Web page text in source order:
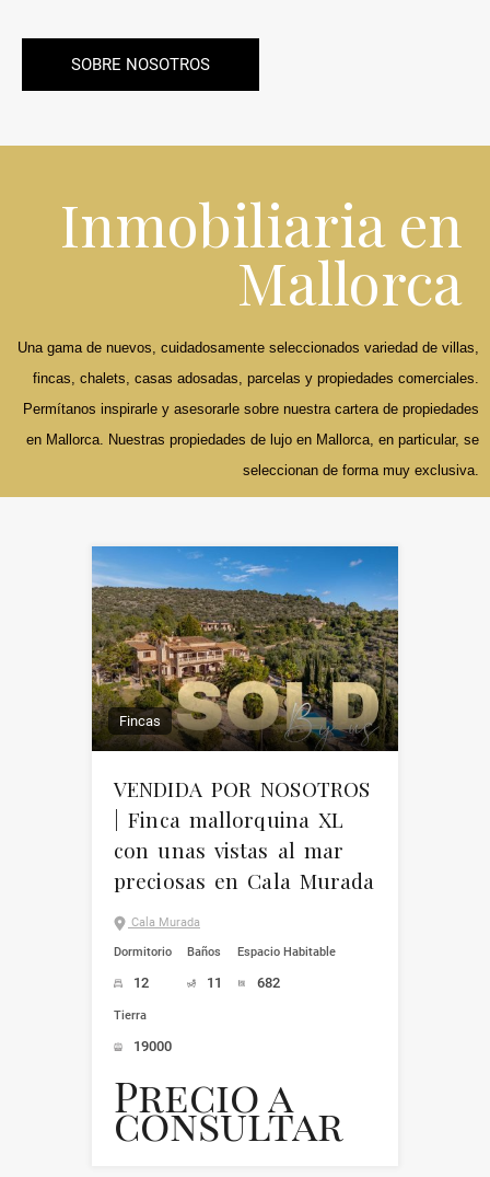
SOBRE NOSOTROS
Inmobiliaria en
Mallorca
Una gama de nuevos, cuidadosamente seleccionados variedad de villas,
fincas, chalets, casas adosadas, parcelas y propiedades comerciales.
Permítanos inspirarle y asesorarle sobre nuestra cartera de propiedades
en Mallorca. Nuestras propiedades de lujo en Mallorca, en particular, se
seleccionan de forma muy exclusiva.
Fincas
VENDIDA POR NOSOTROS
| Finca mallorquina XL
con unas vistas al mar
preciosas en Cala Murada
Cala Murada
Dormitorio
12
Baños
11
Espacio Habitable
682
Tierra
19000
Precio a
consultar